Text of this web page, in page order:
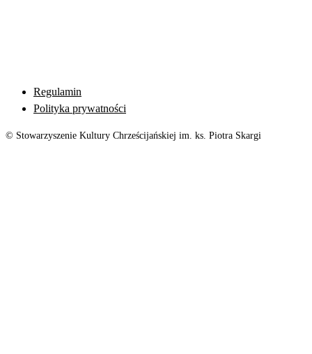
Regulamin
Polityka prywatności
© Stowarzyszenie Kultury Chrześcijańskiej im. ks. Piotra Skargi